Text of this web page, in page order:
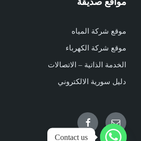
موقع شركة المياه
موقع شركة الكهرباء
الخدمة الذاتية – الاتصالات
دليل سورية الالكتروني
Email
Facebook
Contact us